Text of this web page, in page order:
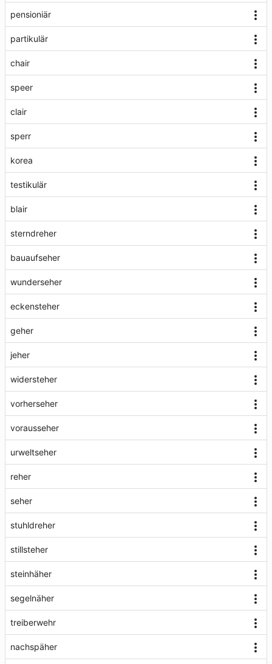
pensioniär
partikulär
chair
speer
clair
sperr
korea
testikulär
blair
sterndreher
bauaufseher
wunderseher
eckensteher
geher
jeher
widersteher
vorherseher
vorausseher
urweltseher
reher
seher
stuhldreher
stillsteher
steinhäher
segelnäher
treiberwehr
nachspäher